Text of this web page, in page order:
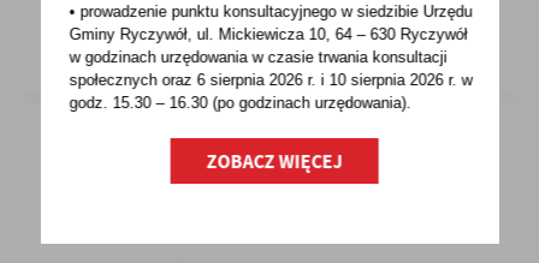
12 - 04 - 2024
• prowadzenie punktu konsultacyjnego w siedzibie Urzędu
Gminy Ryczywół, ul. Mickiewicza 10, 64 – 630 Ryczywół
w godzinachurzędowania w czasie trwania konsultacji
społecznych oraz 6 sierpnia 2026 r. i 10 sierpnia 2026 r. w
godz. 15.30 – 16.30 (po godzinachurzędowania).
ZOBACZ WIĘCEJ